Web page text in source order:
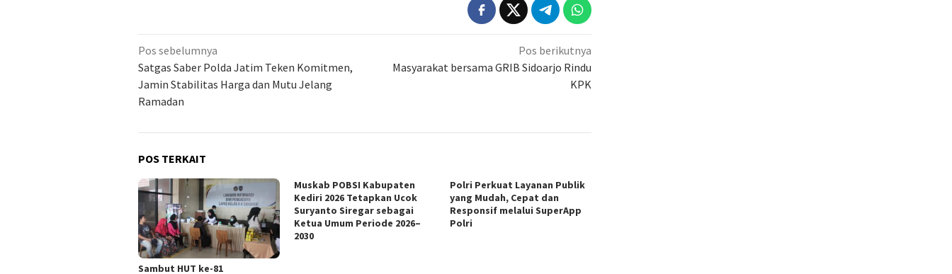
Navigasi
pos
Pos sebelumnya
Satgas Saber Polda Jatim Teken Komitmen,
Jamin Stabilitas Harga dan Mutu Jelang
Ramadan
Pos berikutnya
Masyarakat bersama GRIB Sidoarjo Rindu
KPK
POS TERKAIT
Sambut HUT ke-81
Muskab POBSI Kabupaten
Kediri 2026 Tetapkan Ucok
Suryanto Siregar sebagai
Ketua Umum Periode 2026–
2030
Polri Perkuat Layanan Publik
yang Mudah, Cepat dan
Responsif melalui SuperApp
Polri